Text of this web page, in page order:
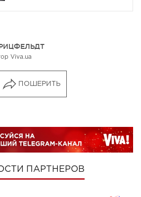
Viva.ua
ПОШЕРИТЬ
ПАРТНЕРОВ